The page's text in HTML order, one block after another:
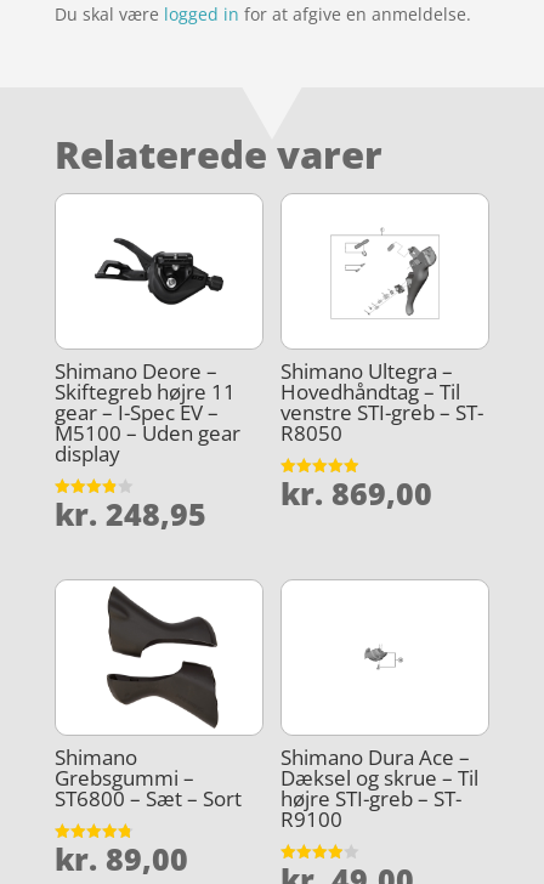
Du skal være logged in for at afgive en anmeldelse.
Relaterede varer
Shimano Deore –
Skiftegreb højre 11
gear – I-Spec EV –
M5100 – Uden gear
display
Vurderet
3.9
kr. 248,95
Shimano Ultegra –
Hovedhåndtag – Til
venstre STI-greb – ST-
R8050
Vurderet
4.9
kr. 869,00
Shimano
Grebsgummi –
ST6800 – Sæt – Sort
Vurderet
4.8
kr. 89,00
Shimano Dura Ace –
Dæksel og skrue – Til
højre STI-greb – ST-
R9100
Vurderet